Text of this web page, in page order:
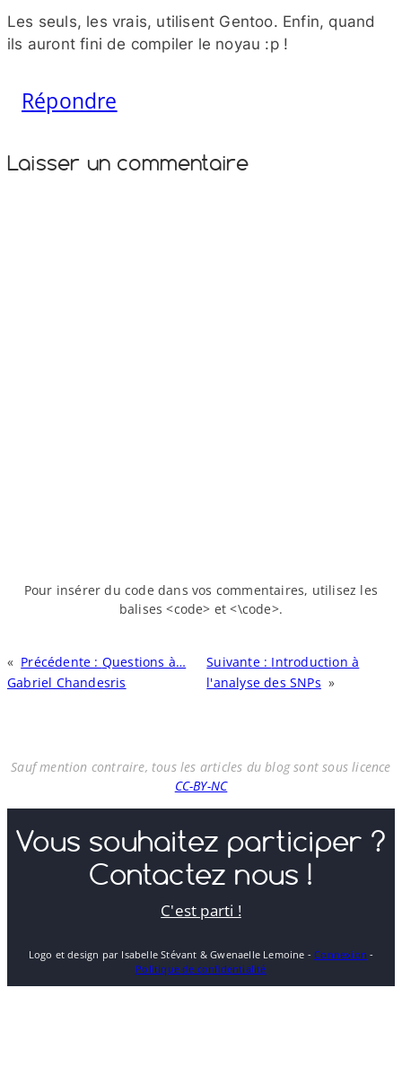
Les seuls, les vrais, utilisent Gentoo. Enfin, quand
ils auront fini de compiler le noyau :p !
Répondre
Laisser un commentaire
Pour insérer du code dans vos commentaires, utilisez les
balises <code> et <\code>.
« Précédente : Questions à…
Gabriel Chandesris
Suivante : Introduction à
l'analyse des SNPs »
Sauf mention contraire, tous les articles du blog sont sous licence
CC-BY-NC
Vous souhaitez participer ?
Contactez nous !
C'est parti !
Logo et design par Isabelle Stévant & Gwenaelle Lemoine -Connexion -
Politique de confidentialité